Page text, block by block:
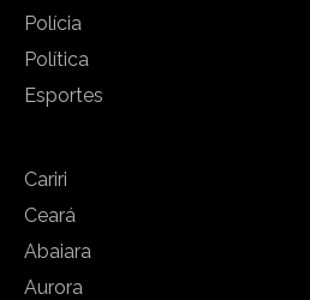
Polícia
Política
Esportes
Cariri
Ceará
Abaiara
Aurora